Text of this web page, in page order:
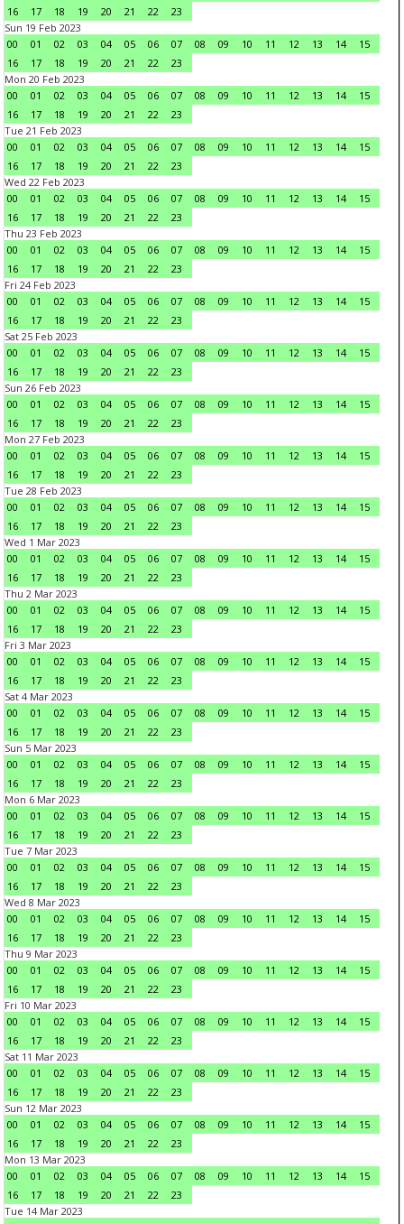
16
17 18 19 20 21 22
23
Sun 19 Feb 2023
00
01 02 03 04 05 06 07 08 09 10 11 12 13 14
15
16
17 18 19 20 21 22
23
Mon 20 Feb 2023
00
01 02 03 04 05 06 07 08 09 10 11 12 13 14
15
16
17 18 19 20 21 22
23
Tue 21 Feb 2023
00
01 02 03 04 05 06 07 08 09 10 11 12 13 14
15
16
17 18 19 20 21 22
23
Wed 22 Feb 2023
00
01 02 03 04 05 06 07 08 09 10 11 12 13 14
15
16
17 18 19 20 21 22
23
Thu 23 Feb 2023
00
01 02 03 04 05 06 07 08 09 10 11 12 13 14
15
16
17 18 19 20 21 22
23
Fri 24 Feb 2023
00
01 02 03 04 05 06 07 08 09 10 11 12 13 14
15
16
17 18 19 20 21 22
23
Sat 25 Feb 2023
00
01 02 03 04 05 06 07 08 09 10 11 12 13 14
15
16
17 18 19 20 21 22
23
Sun 26 Feb 2023
00
01 02 03 04 05 06 07 08 09 10 11 12 13 14
15
16
17 18 19 20 21 22
23
Mon 27 Feb 2023
00
01 02 03 04 05 06 07 08 09 10 11 12 13 14
15
16
17 18 19 20 21 22
23
Tue 28 Feb 2023
00
01 02 03 04 05 06 07 08 09 10 11 12 13 14
15
16
17 18 19 20 21 22
23
Wed 1 Mar 2023
00
01 02 03 04 05 06 07 08 09 10 11 12 13 14
15
16
17 18 19 20 21 22
23
Thu 2 Mar 2023
00
01 02 03 04 05 06 07 08 09 10 11 12 13 14
15
16
17 18 19 20 21 22
23
Fri 3 Mar 2023
00
01 02 03 04 05 06 07 08 09 10 11 12 13 14
15
16
17 18 19 20 21 22
23
Sat 4 Mar 2023
00
01 02 03 04 05 06 07 08 09 10 11 12 13 14
15
16
17 18 19 20 21 22
23
Sun 5 Mar 2023
00
01 02 03 04 05 06 07 08 09 10 11 12 13 14
15
16
17 18 19 20 21 22
23
Mon 6 Mar 2023
00
01 02 03 04 05 06 07 08 09 10 11 12 13 14
15
16
17 18 19 20 21 22
23
Tue 7 Mar 2023
00
01 02 03 04 05 06 07 08 09 10 11 12 13 14
15
16
17 18 19 20 21 22
23
Wed 8 Mar 2023
00
01 02 03 04 05 06 07 08 09 10 11 12 13 14
15
16
17 18 19 20 21 22
23
Thu 9 Mar 2023
00
01 02 03 04 05 06 07 08 09 10 11 12 13 14
15
16
17 18 19 20 21 22
23
Fri 10 Mar 2023
00
01 02 03 04 05 06 07 08 09 10 11 12 13 14
15
16
17 18 19 20 21 22
23
Sat 11 Mar 2023
00
01 02 03 04 05 06 07 08 09 10 11 12 13 14
15
16
17 18 19 20 21 22
23
Sun 12 Mar 2023
00
01 02 03 04 05 06 07 08 09 10 11 12 13 14
15
16
17 18 19 20 21 22
23
Mon 13 Mar 2023
00
01 02 03 04 05 06 07 08 09 10 11 12 13 14
15
16
17 18 19 20 21 22
23
Tue 14 Mar 2023